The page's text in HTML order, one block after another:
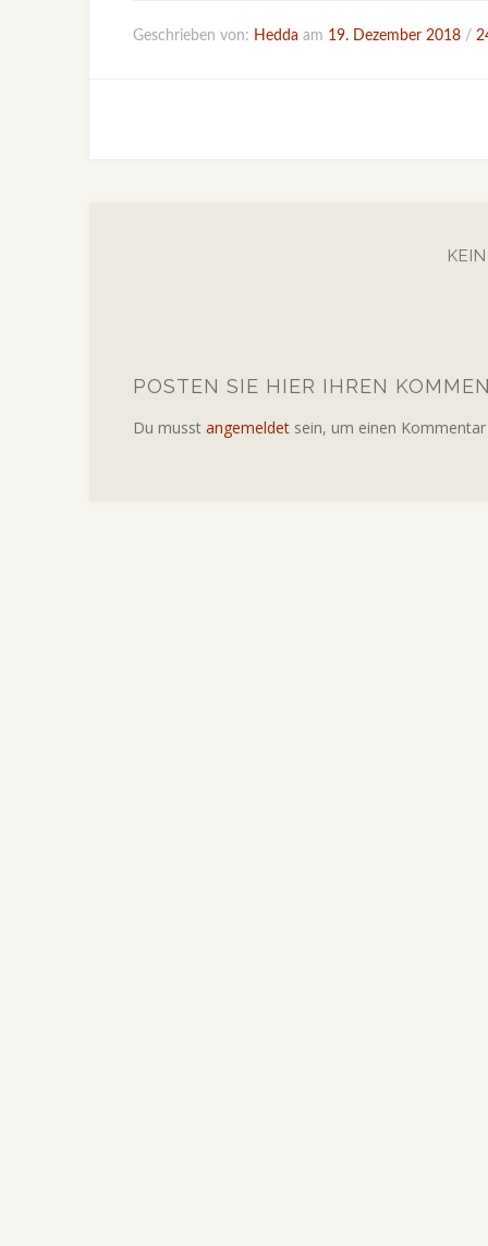
Geschrieben von: Hedda am 19. Dezember 2018 /
POSTEN SIE HIER IHREN
Du musst angemeldet sein, um einen